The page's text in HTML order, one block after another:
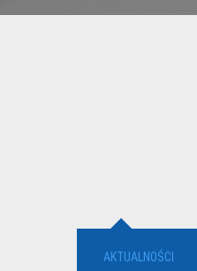
AKTUALNOŚCI